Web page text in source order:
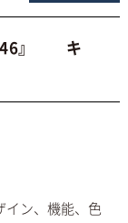
』 キ
イン、機能、色